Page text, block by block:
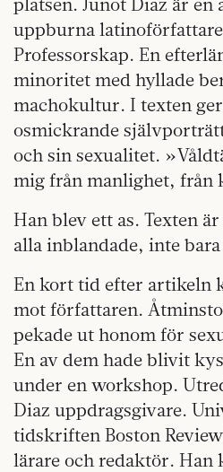
uppburna
Professorskap. En
minoritet med hyllade
machokultur. I texten
osmickrande
och sin sexualitet.
mig från manlighet, från
Han blev ett as. Texten
alla inblandade, inte
En kort tid efter artikeln
mot författaren.
pekade ut honom för
En av dem hade blivit
under en workshop.
Diaz uppdragsgivare.
tidskriften Boston
lärare och redaktör. Han